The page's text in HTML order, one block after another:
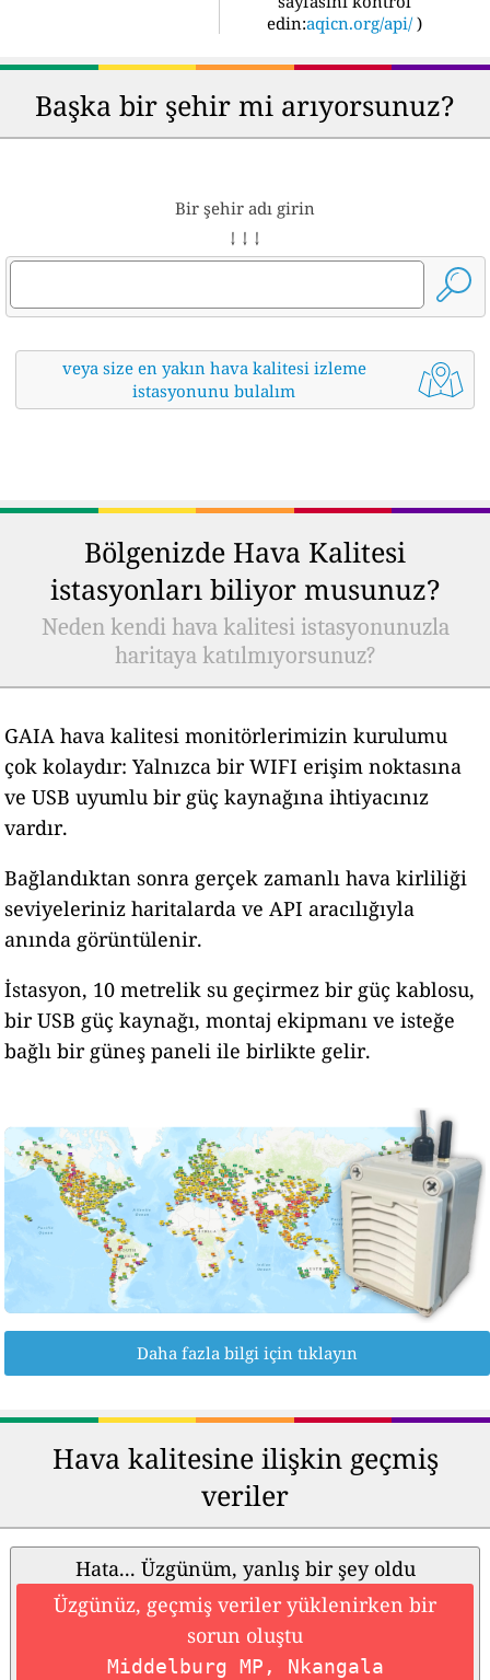
edin:aqicn.org/api/ )
Başka bir şehir mi arıyorsunuz?
Bir şehir adı girin
↓ ↓ ↓
veya size en yakın hava kalitesi izleme
istasyonunu bulalım
Bölgenizde Hava Kalitesi
istasyonları biliyor musunuz?
Neden kendi hava kalitesi istasyonunuzla
haritaya katılmıyorsunuz?
GAIA hava kalitesi monitörlerimizin kurulumu
çok kolaydır: Yalnızca bir WIFI erişim noktasına
ve USB uyumlu bir güç kaynağına ihtiyacınız
vardır.
Bağlandıktan sonra gerçek zamanlı hava kirliliği
seviyeleriniz haritalarda ve API aracılığıyla
anında görüntülenir.
İstasyon, 10 metrelik su geçirmez bir güç kablosu,
bir USB güç kaynağı, montaj ekipmanı ve isteğe
bağlı bir güneş paneli ile birlikte gelir.
Daha fazla bilgi için tıklayın
Hava kalitesine ilişkin geçmiş
veriler
Hata... Üzgünüm, yanlış bir şey oldu
Üzgünüz, geçmiş veriler yüklenirken bir
sorun oluştu
Middelburg MP, Nkangala